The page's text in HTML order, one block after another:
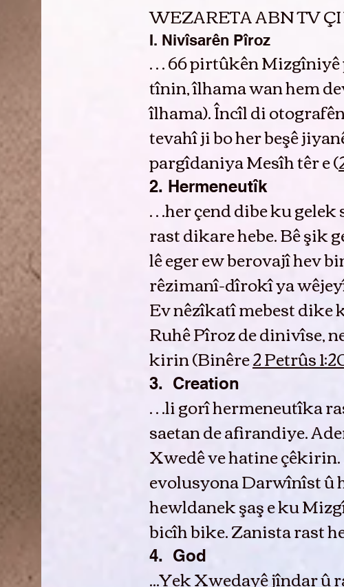
WEZARETA ABN TV
I. Nivîsarên Pîroz
… 66 pirtûkên Mizgîniyê
tînin, îlhama wan hem
îlhama). Încîl di
tevahî ji bo her beşê
pargîdaniya Mesîh têr e (
2. Hermeneutîk
…her çend dibe ku gelek
rast dikare hebe. Bê şik
lê eger ew berovajî hev
rêzimanî-dîrokî ya
Ev nêzîkatî mebest dike
Ruhê Pîroz de dinivîse,
kirin (Binêre2 Petrûs
3. Creation
…li gorî hermeneutîka
saetan de afirandiye.
Xwedê ve hatine
evolusyona Darwînîst û
hewldanek şaş e ku
bicîh bike. Zanista rast
4. God
...Yek Xwedayê jîndar û